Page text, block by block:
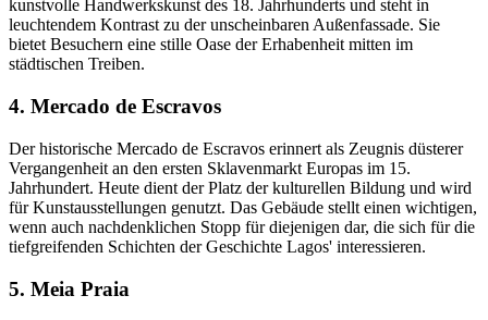
kunstvolle Handwerkskunst des 18. Jahrhunderts und steht in
leuchtendem Kontrast zu der unscheinbaren Außenfassade. Sie
bietet Besuchern eine stille Oase der Erhabenheit mitten im
städtischen Treiben.
4. Mercado de Escravos
Der historische Mercado de Escravos erinnert als Zeugnis düsterer
Vergangenheit an den ersten Sklavenmarkt Europas im 15.
Jahrhundert. Heute dient der Platz der kulturellen Bildung und wird
für Kunstausstellungen genutzt. Das Gebäude stellt einen wichtigen,
wenn auch nachdenklichen Stopp für diejenigen dar, die sich für die
tiefgreifenden Schichten der Geschichte Lagos' interessieren.
5. Meia Praia